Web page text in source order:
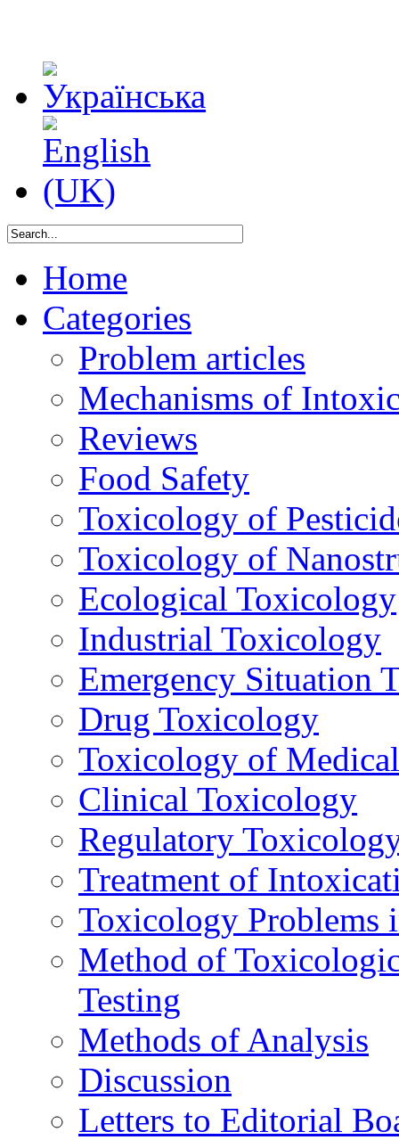
Home
Categories
Problem articles
Mechanisms of
Reviews
Food Safety
Toxicology of
Toxicology of
Ecological Toxicology
Industrial Toxicology
Emergency Situation
Drug Toxicology
Toxicology of
Clinical Toxicology
Regulatory
Treatment of
Toxicology Problems
Method of
Testing
Methods of Analysis
Discussion
Letters to Editorial